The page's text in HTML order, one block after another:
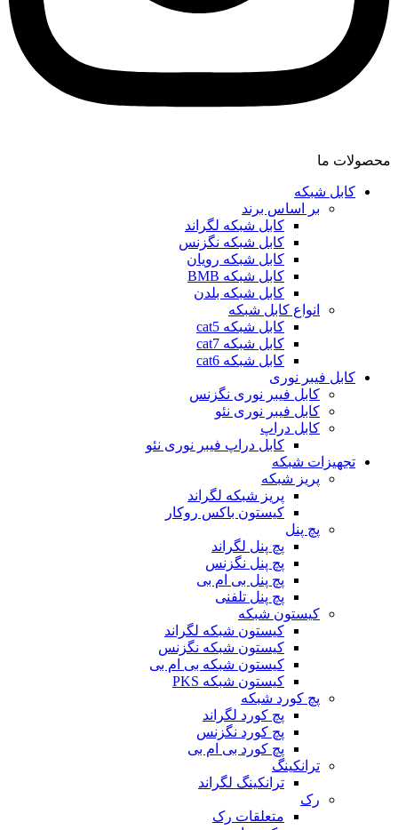
محصولات ما
کابل شبکه
بر اساس برند
کابل شبکه لگراند
کابل شبکه نگزنس
کابل شبکه رویان
کابل شبکه ‌BMB
کابل شبکه بلدن
انواع کابل شبکه
کابل شبکه cat5
کابل شبکه cat7
کابل شبکه cat6
کابل فیبر نوری
کابل فیبر نوری نگزنس
کابل فیبر نوری نئو
کابل دراپ
کابل دراپ فیبر نوری نئو
تجهیزات شبکه
پریز شبکه
پریز شبکه لگراند
کیستون باکس روکار
پچ پنل
پچ پنل لگراند
پچ پنل نگزنس
پچ پنل بی ام بی
پچ پنل تلفنی
کیستون شبکه
کیستون شبکه لگراند
کیستون شبکه نگزنس
کیستون شبکه بی ام بی
کیستون شبکه PKS
پچ کورد شبکه
پچ کورد لگراند
پچ کورد نگزنس
پچ کورد بی ام بی
ترانکینگ
ترانکینگ لگراند
رک
متعلقات رک